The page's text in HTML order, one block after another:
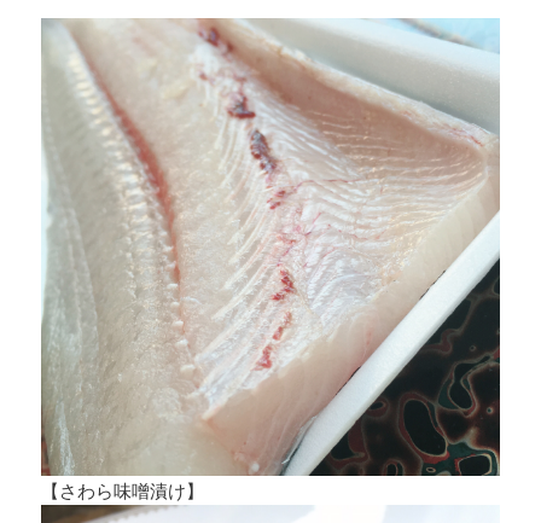
【さわら味噌漬け】